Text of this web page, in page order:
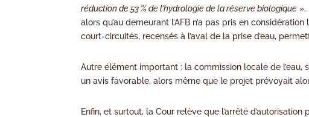
réduction de 53 % de l’hydrologie de la réserve biologique »,
alors qu’au demeurant l’AFB n’a pas pris en
court-circuités, recensés à l’aval de la prise d’eau,
Autre élément important : la commission locale de
un avis favorable, alors même que le projet prévoyait
Enfin, et surtout, la Cour relève que l’arrêté